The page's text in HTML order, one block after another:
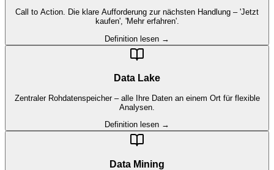
Call to Action. Die klare Aufforderung zur nächsten Handlung – 'Jetzt
kaufen', 'Mehr erfahren'.
Definition lesen →
Data Lake
Zentraler Rohdatenspeicher – alle Ihre Daten an einem Ort für flexible
Analysen.
Definition lesen →
Data Mining